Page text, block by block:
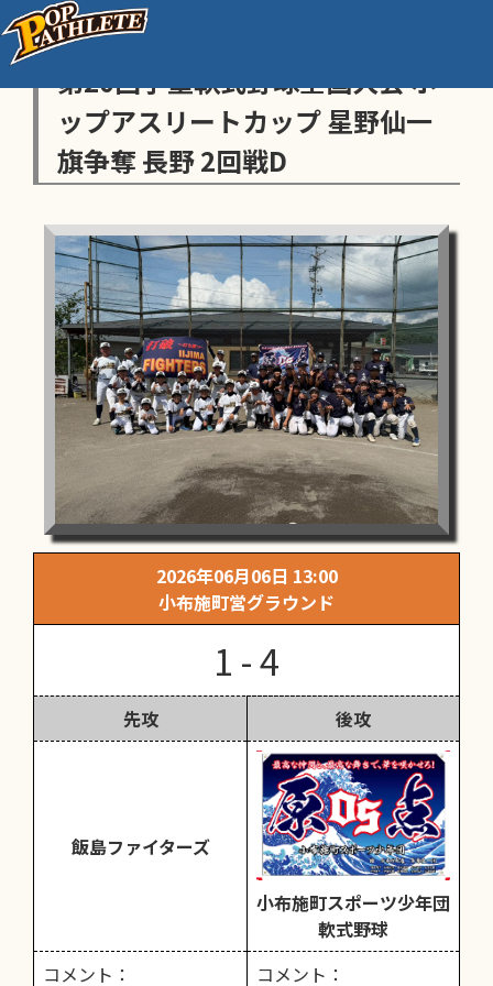
センス・トラストトーナメント
第20回学童軟式野球全国大会 ポ
ップアスリートカップ 星野仙一
旗争奪 長野 2回戦D
2026年06月06日 13:00
小布施町営グラウンド
1 - 4
先攻 後攻
飯島ファイターズ
小布施町スポーツ少年団
軟式野球
コメント：
コメント：